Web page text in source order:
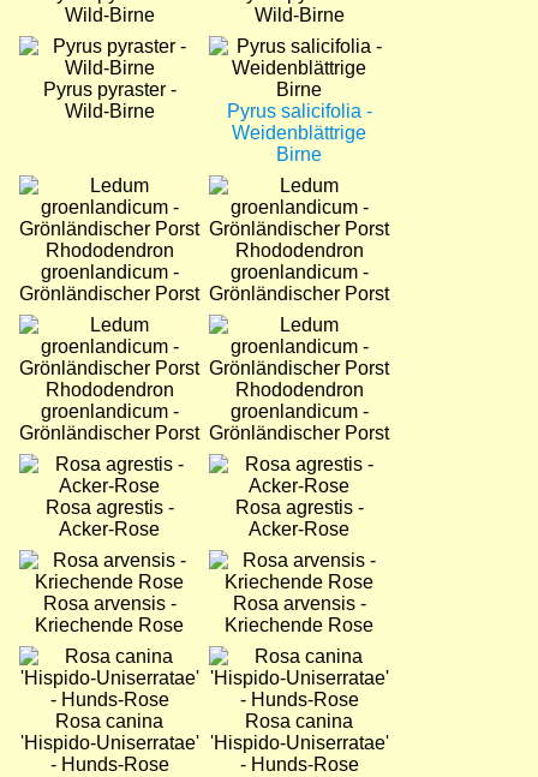
Wild-Birne
Wild-Birne
Bild
Pyrus pyraster -
Wild-Birne
Bild
Pyrus salicifolia -
Weidenblättrige
Birne
Bild
Rhododendron
groenlandicum -
Grönländischer Porst
Bild
Rhododendron
groenlandicum -
Grönländischer Porst
Bild
Rhododendron
groenlandicum -
Grönländischer Porst
Bild
Rhododendron
groenlandicum -
Grönländischer Porst
Bild
Rosa agrestis -
Acker-Rose
Bild
Rosa agrestis -
Acker-Rose
Bild
Rosa arvensis -
Kriechende Rose
Bild
Rosa arvensis -
Kriechende Rose
Bild
Rosa canina
'Hispido-Uniserratae'
- Hunds-Rose
Bild
Rosa canina
'Hispido-Uniserratae'
- Hunds-Rose